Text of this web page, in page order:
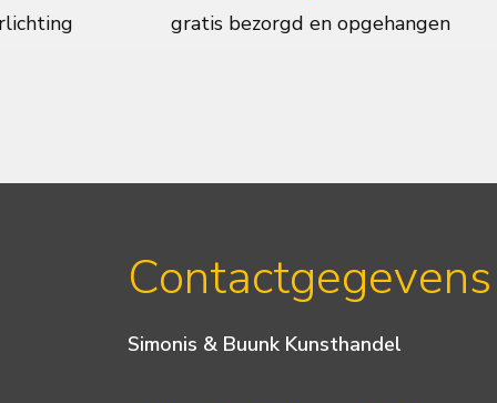
gratis bezorgd en opgehangen
Contactgegevens
Simonis & Buunk Kunsthandel